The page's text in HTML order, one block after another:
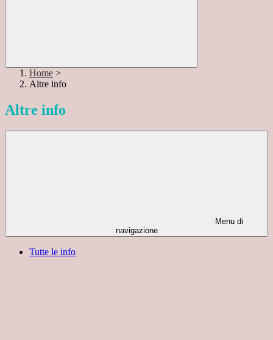
Home >
Altre info
Altre info
Menu di
navigazione
Tutte le info